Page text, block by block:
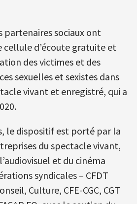
partenaires sociaux ont
cellule d’écoute gratuite et
des victimes et des
sexuelles et sexistes dans
vivant et enregistré, qui a
le dispositif est porté par la
du spectacle vivant,
et du cinéma
syndicales – CFDT
Culture, CFE-CGC, CGT